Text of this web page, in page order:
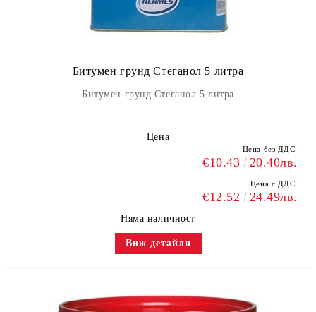
Битумен грунд Стеганол 5 литра
Битумен грунд Стеганол 5 литра
Цена
Цена без ДДС:
€10.43 20.40лв.
Цена с ДДС:
€12.52 24.49лв.
Няма наличност
Виж детайли